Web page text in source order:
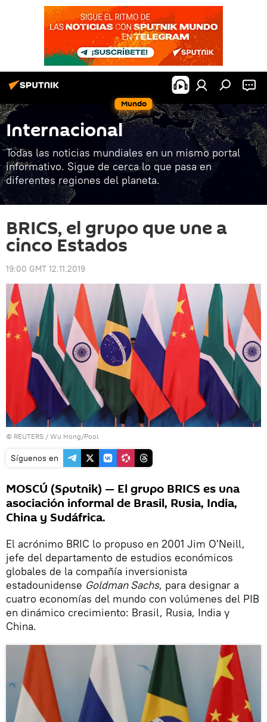
Mundo
Internacional
Todas las noticias mundiales en un mismo portal
informativo. Sigue de cerca lo que pasa en
diferentes regiones del planeta.
BRICS, el grupo que une a
cinco Estados
19:00 GMT 12.11.2019
© REUTERS / Wu Hong/Pool
Síguenos en
MOSCÚ (Sputnik) — El grupo BRICS es una
asociación informal de Brasil, Rusia, India,
China y Sudáfrica.
El acrónimo BRIC lo propuso en 2001 Jim O'Neill,
jefe del departamento de estudios económicos
globales de la compañía inversionista
estadounidense Goldman Sachs, para designar a
cuatro economías del mundo con volúmenes del PIB
en dinámico crecimiento: Brasil, Rusia, India y
China.